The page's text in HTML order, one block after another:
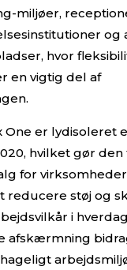
miljøer,
og
hvor
en vigtig del af
One er lydisoleret
hvilket gør
for
reducere støj og
i
afskærmning